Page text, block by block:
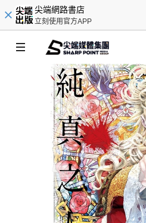
尖端網路書店
立刻使用官方APP